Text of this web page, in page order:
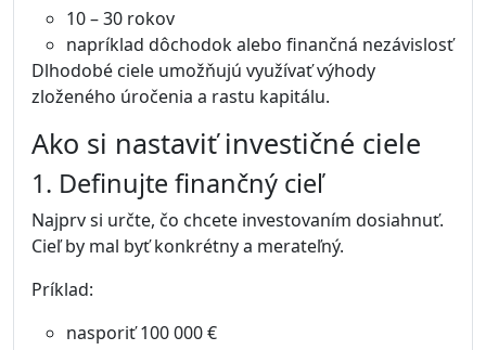
10 – 30 rokov
napríklad dôchodok alebo finančná nezávislosť
Dlhodobé ciele umožňujú využívať výhody
zloženého úročenia a rastu kapitálu.
Ako si nastaviť investičné ciele
1. Definujte finančný cieľ
Najprv si určte, čo chcete investovaním dosiahnuť.
Cieľ by mal byť konkrétny a merateľný.
Príklad:
nasporiť 100 000 €